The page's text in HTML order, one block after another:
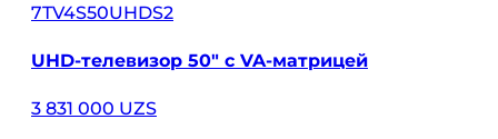
7TV4S50UHDS2
UHD-телевизор 50″ с VA-матрицей
3 831 000 UZS